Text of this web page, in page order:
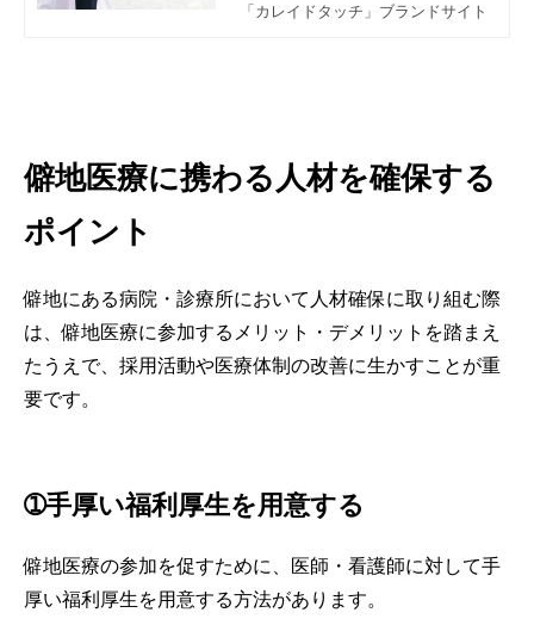
「カレイドタッチ」ブランドサイト
僻地医療に携わる人材を確保する
ポイント
僻地にある病院・診療所において人材確保に取り組む際
は、僻地医療に参加するメリット・デメリットを踏まえ
たうえで、採用活動や医療体制の改善に生かすことが重
要です。
➀手厚い福利厚生を用意する
僻地医療の参加を促すために、医師・看護師に対して手
厚い福利厚生を用意する方法があります。